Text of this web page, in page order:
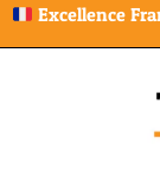
Excellence